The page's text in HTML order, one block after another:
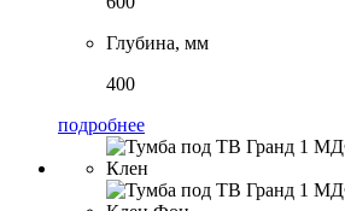
Глубина, мм
400
подробнее